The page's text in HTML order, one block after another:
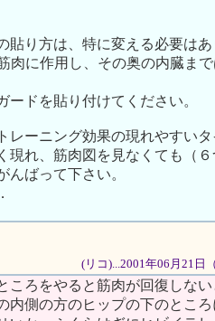
り方は、特に変える必要はあ
に作用し、その奥の内臓まで
ドを貼り付けてください。
レーニング効果の現れやすい
現れ、筋肉図を見なくても（
ばって下さい。
(リコ)...2001年06月21日
ころをやると筋肉が回復しな
内側の方のヒップの下のとこ